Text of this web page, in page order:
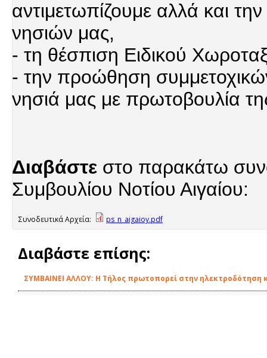
αντιμετωπίζουμε αλλά και
νησιών μας,
- τη θέσπιση Ειδικού
- την προώθηση
νησιά μας με πρωτοβουλία
Διαβάστε στο παρακάτω
Συμβουλίου Νοτίου Αιγαίου:
Συνοδευτικά Αρχεία: ps_n_aigaioy.pdf
Διαβάστε επίσης:
ΣΥΜΒΑΙΝΕΙ ΑΛΛΟΥ: Η Τήλος πρωτοπορεί στην ηλεκτροδότηση